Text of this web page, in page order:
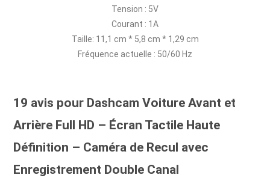
Tension : 5V
Courant : 1A
Taille: 11,1 cm * 5,8 cm * 1,29 cm
Fréquence actuelle : 50/60 Hz
19 avis pour Dashcam Voiture Avant et
Arrière Full HD – Écran Tactile Haute
Définition – Caméra de Recul avec
Enregistrement Double Canal